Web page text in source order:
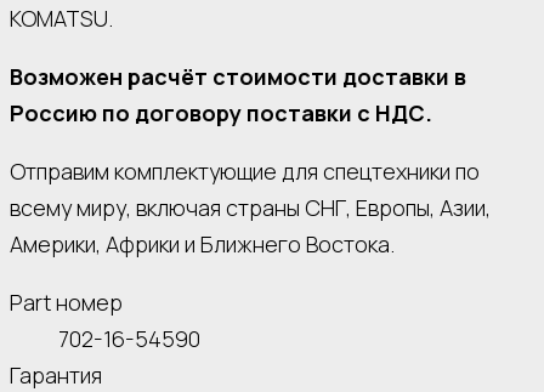
KOMATSU.
Возможен расчёт стоимости доставки в
Россию по договору поставки с НДС.
Отправим комплектующие для спецтехники по
всему миру, включая страны СНГ, Европы, Азии,
Америки, Африки и Ближнего Востока.
Part номер
702-16-54590
Гарантия